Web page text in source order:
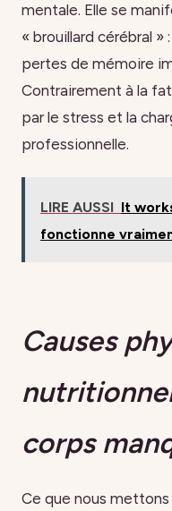
mentale. Elle se
« brouillard cérébral
pertes de mémoire
Contrairement à la
par le stress et la
professionnelle.
LIRE AUSSI It
fonctionne
Causes
corps
Ce que nous